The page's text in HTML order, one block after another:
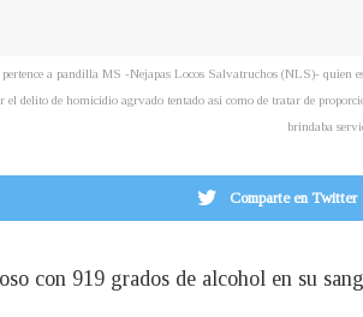
a pandilla MS -Nejapas Locos Salvatruchos (NLS)- quien
delito de homicidio agrvado tentado asi como de tratar de
brindaba
Comparte en Twitter
con 919 grados de alcohol en su